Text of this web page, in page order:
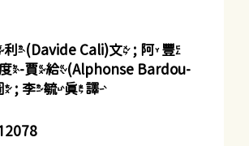
(Davide Cali)文 ; 阿豐
-賈給(Alphonse Bardou-
; 李毓真譯